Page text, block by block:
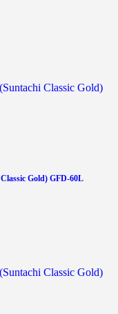
Gold) GFD-60L